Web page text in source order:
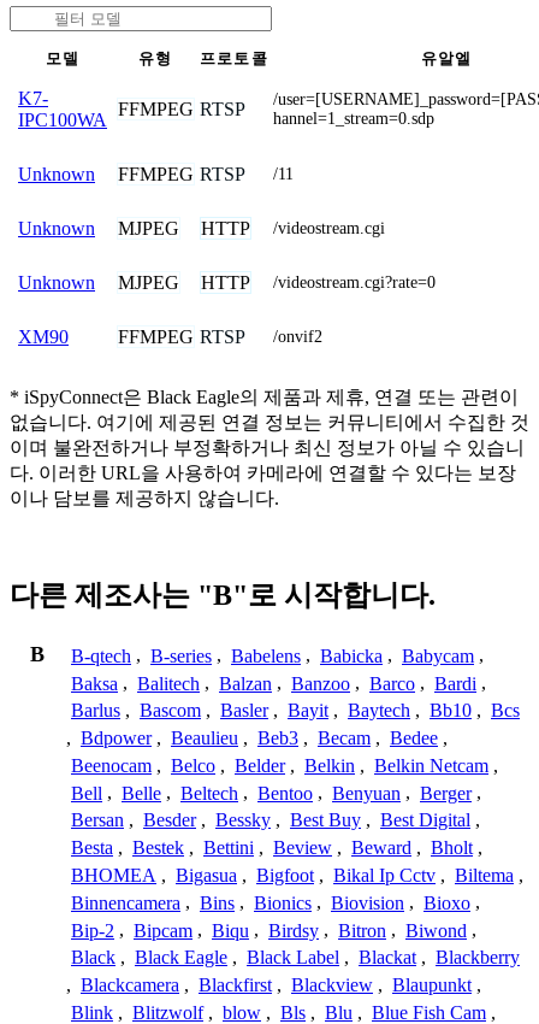
모델 유형 프로토콜 유알엘
K7-
IPC100WA
FFMPEG RTSP
/
hannel=1_stream=0.sdp
Unknown FFMPEG RTSP /11
Unknown MJPEG HTTP /videostream.cgi
Unknown MJPEG HTTP /videostream.cgi?rate=0
XM90 FFMPEG RTSP /onvif2
* iSpyConnect은 Black Eagle의 제품과 제휴, 연결 또는 관련이
없습니다. 여기에 제공된 연결 정보는 커뮤니티에서 수집한 것
이며 불완전하거나 부정확하거나 최신 정보가 아닐 수 있습니
다. 이러한 URL을 사용하여 카메라에 연결할 수 있다는 보장
이나 담보를 제공하지 않습니다.
다른 제조사는 "B"로 시작합니다.
B B-qtech , B-series , Babelens , Babicka , Babycam ,
Baksa , Balitech , Balzan , Banzoo , Barco , Bardi ,
Barlus , Bascom , Basler , Bayit , Baytech , Bb10 , Bcs
, Bdpower , Beaulieu , Beb3 , Becam , Bedee ,
Beenocam , Belco , Belder , Belkin , Belkin Netcam ,
Bell , Belle , Beltech , Bentoo , Benyuan , Berger ,
Bersan , Besder , Bessky , Best Buy , Best Digital ,
Besta , Bestek , Bettini , Beview , Beward , Bholt ,
BHOMEA , Bigasua , Bigfoot , Bikal Ip Cctv , Biltema ,
Binnencamera , Bins , Bionics , Biovision , Bioxo ,
Bip-2 , Bipcam , Biqu , Birdsy , Bitron , Biwond ,
Black , Black Eagle , Black Label , Blackat , Blackberry
, Blackcamera , Blackfirst , Blackview , Blaupunkt ,
Blink , Blitzwolf , blow , Bls , Blu , Blue Fish Cam ,